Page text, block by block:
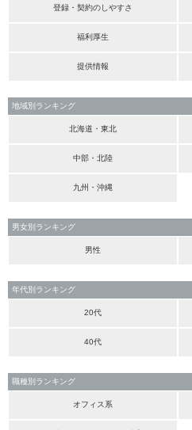
登録・契約のしやすさ
福利厚生
提供情報
地域別ランキング
北海道・東北
中部・北陸
九州・沖縄
男女別ランキング
男性
年代別ランキング
20代
40代
職種別ランキング
オフィス系